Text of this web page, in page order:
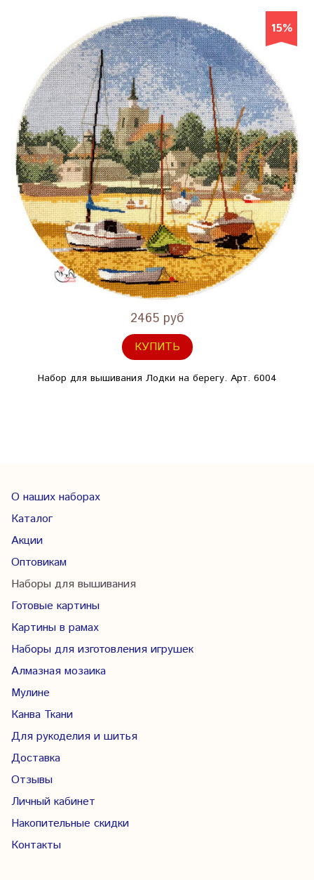
15%
2465 руб
КУПИТЬ
Набор для вышивания Лодки на берегу. Арт. 6004
О наших наборах
Каталог
Акции
Оптовикам
Наборы для вышивания
Готовые картины
Картины в рамах
Наборы для изготовления игрушек
Алмазная мозаика
Мулине
Канва Ткани
Для рукоделия и шитья
Доставка
Отзывы
Личный кабинет
Накопительные скидки
Контакты